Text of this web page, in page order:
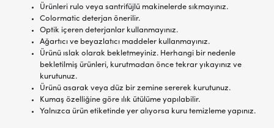
Ürünleri rulo veya santrifüjlü makinelerde sıkmayınız.
Colormatic deterjan önerilir.
Optik içeren deterjanlar kullanmayınız.
Ağartıcı ve beyazlatıcı maddeler kullanmayınız.
Ürünü ıslak olarak bekletmeyiniz. Herhangi bir nedenle
bekletilmiş ürünleri, kurutmadan önce tekrar yıkayınız ve
kurutunuz.
Ürünü asarak veya düz bir zemine sererek kurutunuz.
Kumaş özelliğine göre ılık ütülüme yapılabilir.
Yalnızca ürün etiketinde yer alıyorsa kuru temizleme yapınız.